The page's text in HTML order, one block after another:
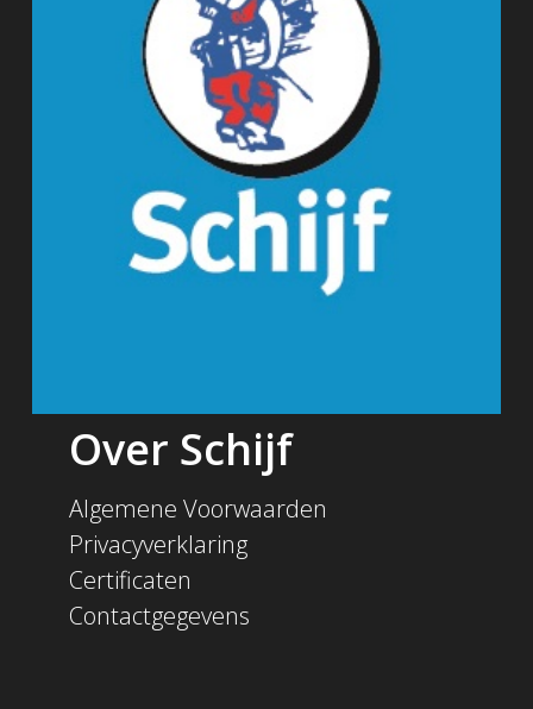
Over Schijf
Algemene Voorwaarden
Privacyverklaring
Certificaten
Contactgegevens